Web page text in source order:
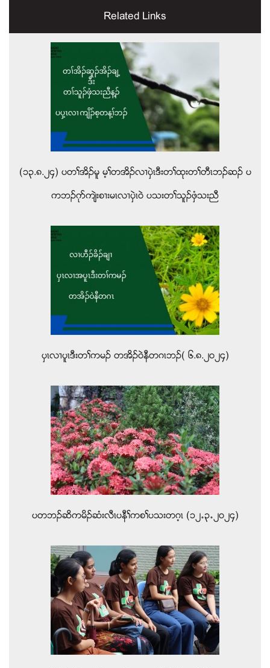
Related Links
(၁၃.၈.၂၄) ပတႈအိဥမူ မ့ႈတအိဥလ႕ပွဲၚဒီးတႈထုးတႈတီၚဘဥဆဥ ပ
ကဘဥဂုဏက်ဲးစ႕းမၚလ႕ပွဲၚဝဲ ပသးတႈသူဥဖွံသးညီ
ပွၚလ႕ပူၚဒီးတႈကမဥ တအိဥ၀ဲနီတဂၚဘဥ( ၆.၈.၂၀၂၄)
ပတဘဥဆိကမိဥဆံးလီၚပနီႈကစႈပသးတဂ့ၚ (၁၂’၃’၂၀၂၄)